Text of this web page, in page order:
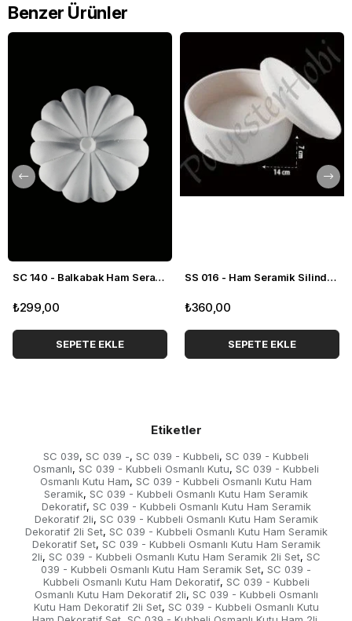
Benzer Ürünler
SC 140 - Balkabak Ham Seramik Dekoratif Obje
₺299,00
SEPETE EKLE
SS 016 - Ham Seramik Silindir Kapaklı Kutu
₺360,00
SEPETE EKLE
Etiketler
SC 039, SC 039 -, SC 039 - Kubbeli, SC 039 - Kubbeli
Osmanlı, SC 039 - Kubbeli Osmanlı Kutu, SC 039 - Kubbeli
Osmanlı Kutu Ham, SC 039 - Kubbeli Osmanlı Kutu Ham
Seramik, SC 039 - Kubbeli Osmanlı Kutu Ham Seramik
Dekoratif, SC 039 - Kubbeli Osmanlı Kutu Ham Seramik
Dekoratif 2li, SC 039 - Kubbeli Osmanlı Kutu Ham Seramik
Dekoratif 2li Set, SC 039 - Kubbeli Osmanlı Kutu Ham Seramik
Dekoratif Set, SC 039 - Kubbeli Osmanlı Kutu Ham Seramik
2li, SC 039 - Kubbeli Osmanlı Kutu Ham Seramik 2li Set, SC
039 - Kubbeli Osmanlı Kutu Ham Seramik Set, SC 039 -
Kubbeli Osmanlı Kutu Ham Dekoratif, SC 039 - Kubbeli
Osmanlı Kutu Ham Dekoratif 2li, SC 039 - Kubbeli Osmanlı
Kutu Ham Dekoratif 2li Set, SC 039 - Kubbeli Osmanlı Kutu